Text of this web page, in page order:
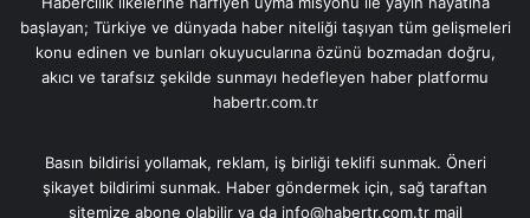
başlayan; Türkiye ve dünyada haber niteliği taşıyan tüm gelişmeleri
konu edinen ve bunları okuyucularına özünü bozmadan doğru,
akıcı ve tarafsız şekilde sunmayı hedefleyen haber platformu
habertr.com.tr
Basın bildirisi yollamak, reklam, iş birliği teklifi sunmak. Öneri
şikayet bildirimi sunmak. Haber göndermek için, sağ taraftan
sitemize abone olabilir ya da info@habertr.com.tr mail